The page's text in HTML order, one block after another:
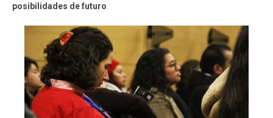
posibilidades de futuro